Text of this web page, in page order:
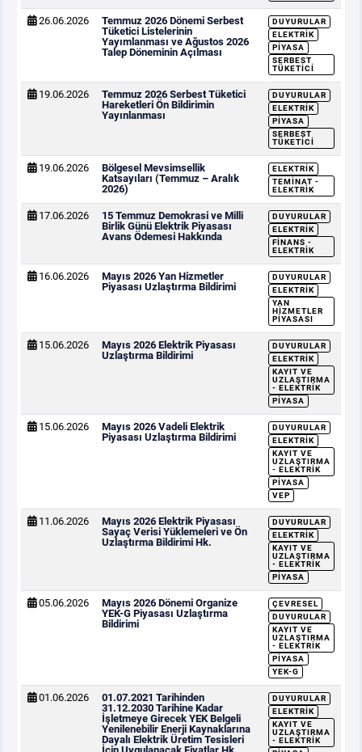
26.06.2026
Temmuz 2026 Dönemi Serbest
Tüketici Listelerinin
Yayımlanması ve Ağustos 2026
Talep Döneminin Açılması
DUYURULAR
ELEKTRIK
PIYASA
SERBEST
TÜKETICI
19.06.2026
Temmuz 2026 Serbest Tüketici
Hareketleri Ön Bildirimin
Yayınlanması
DUYURULAR
ELEKTRIK
PIYASA
SERBEST
TÜKETICI
19.06.2026
Bölgesel Mevsimsellik
Katsayıları (Temmuz – Aralık
2026)
ELEKTRIK
TEMINAT -
ELEKTRIK
17.06.2026
15 Temmuz Demokrasi ve Milli
Birlik Günü Elektrik Piyasası
Avans Ödemesi Hakkında
DUYURULAR
ELEKTRIK
FINANS -
ELEKTRIK
16.06.2026
Mayıs 2026 Yan Hizmetler
Piyasası Uzlaştırma Bildirimi
DUYURULAR
ELEKTRIK
YAN
HIZMETLER
PIYASASI
15.06.2026
Mayıs 2026 Elektrik Piyasası
Uzlaştırma Bildirimi
DUYURULAR
ELEKTRIK
KAYIT VE
UZLAŞTIRMA
- ELEKTRIK
PIYASA
15.06.2026
Mayıs 2026 Vadeli Elektrik
Piyasası Uzlaştırma Bildirimi
DUYURULAR
ELEKTRIK
KAYIT VE
UZLAŞTIRMA
- ELEKTRIK
PIYASA
VEP
11.06.2026
Mayıs 2026 Elektrik Piyasası
Sayaç Verisi Yüklemeleri ve Ön
Uzlaştırma Bildirimi Hk.
DUYURULAR
ELEKTRIK
KAYIT VE
UZLAŞTIRMA
- ELEKTRIK
PIYASA
05.06.2026
Mayıs 2026 Dönemi Organize
YEK-G Piyasası Uzlaştırma
Bildirimi
ÇEVRESEL
DUYURULAR
KAYIT VE
UZLAŞTIRMA
- ELEKTRIK
PIYASA
YEK-G
01.06.2026
01.07.2021 Tarihinden
31.12.2030 Tarihine Kadar
İşletmeye Girecek YEK Belgeli
Yenilenebilir Enerji Kaynaklarına
Dayalı Elektrik Üretim Tesisleri
DUYURULAR
ELEKTRIK
KAYIT VE
UZLAŞTIRMA
- ELEKTRIK